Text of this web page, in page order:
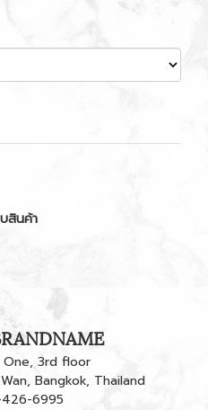
สินค้า
One, 3rd floor
Bangkok, Thailand
6995